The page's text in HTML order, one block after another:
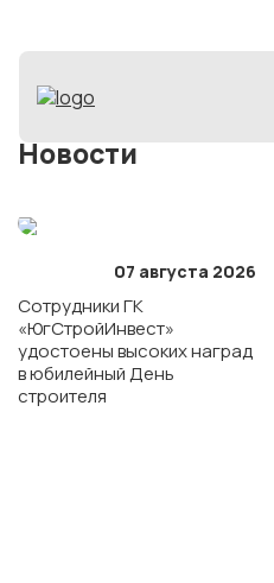
Новости
07 августа 2026
Сотрудники ГК
«ЮгСтройИнвест»
удостоены высоких наград
в юбилейный День
строителя